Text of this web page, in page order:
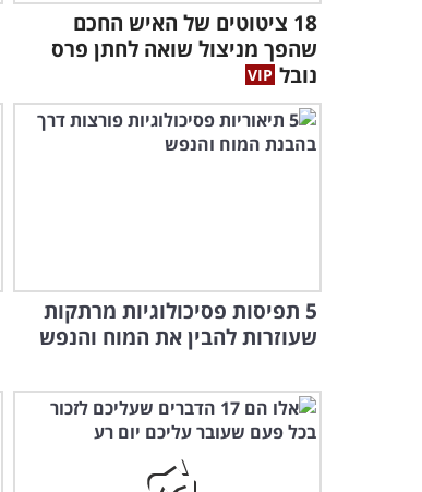
18 ציטוטים של האיש החכם
שהפך מניצול שואה לחתן פרס
נובל
5 תפיסות פסיכולוגיות מרתקות
שעוזרות להבין את המוח והנפש